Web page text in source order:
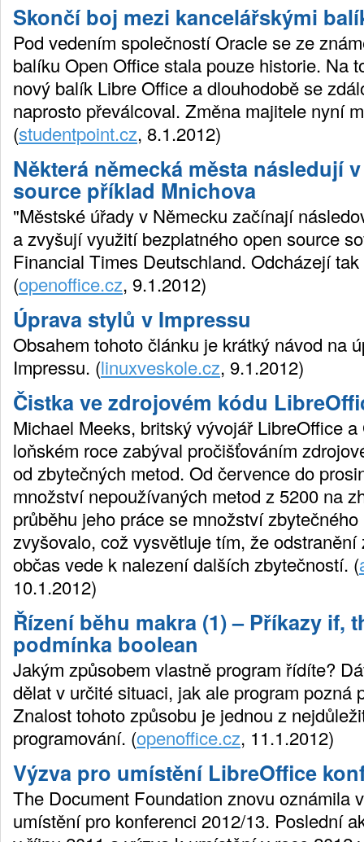
Skončí boj mezi kancelářskými
Pod vedením společností Oracle se ze
balíku Open Office stala pouze historie. Na
nový balík Libre Office a dlouhodobě se
naprosto převálcoval. Změna majitele nyní
(studentpoint.cz, 8.1.2012)
Některá německá města následují
source příklad Mnichova
"Městské úřady v Německu začínají
a zvyšují využití bezplatného open source
Financial Times Deutschland. Odcházejí
(openoffice.cz, 9.1.2012)
Úprava stylů v Impressu
Obsahem tohoto článku je krátký návod na
Impressu. (linuxveskole.cz, 9.1.2012)
Čistka ve zdrojovém kódu
Michael Meeks, britský vývojář LibreOffice
loňském roce zabýval pročišťováním
od zbytečných metod. Od července do
množství nepoužívaných metod z 5200 na
průběhu jeho práce se množství
zvyšovalo, což vysvětluje tím, že
občas vede k nalezení dalších zbytečností. (
10.1.2012)
Řízení běhu makra (1) – Příkazy if,
podmínka boolean
Jakým způsobem vlastně program řídíte?
dělat v určité situaci, jak ale program pozná
Znalost tohoto způsobu je jednou z
programování. (openoffice.cz, 11.1.2012)
Výzva pro umístění LibreOffice
The Document Foundation znovu oznámila
umístění pro konferenci 2012/13. Poslední